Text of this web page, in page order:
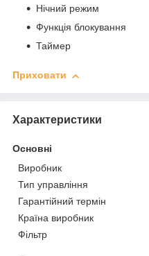
Нічний режим
Функція блокування
Таймер
Приховати
Характеристики
Основні
Виробник
Тип управління
Гарантійний термін
Країна виробник
Фільтр